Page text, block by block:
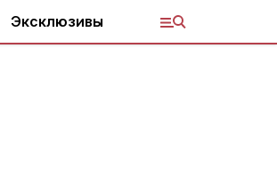
Эксклюзивы